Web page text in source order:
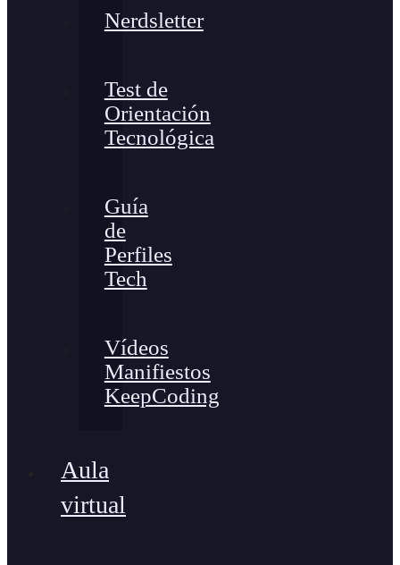
Nerdsletter
Test de
Orientación
Tecnológica
Guía
de
Perfiles
Tech
Vídeos
Manifiestos
KeepCoding
Aula
virtual